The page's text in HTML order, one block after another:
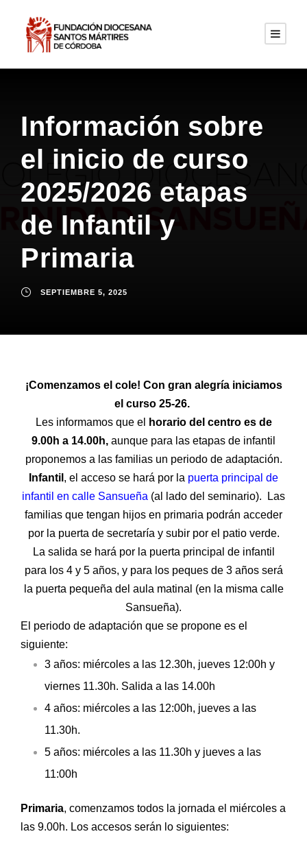
Información sobre
el inicio de curso
2025/2026 etapas
de Infantil y
Primaria
SEPTIEMBRE 5, 2025
¡Comenzamos el cole! Con gran alegría iniciamos
el curso 25-26.
Les informamos que el
horario del centro es de
9.00h a 14.00h, aunque para las etapas de infantil
proponemos a las familias un periodo de adaptación.
Infantil , el acceso se hará por la puerta principal de
infantil en calle Sansueña (al lado del seminario). Las
familias que tengan hijos en primaria podrán acceder
por la puerta de secretaría y subir por el patio verde.
La salida se hará por la puerta principal de infantil
para los 4 y 5 años, y para los peques de 3 años será
la puerta pequeña del aula matinal (en la misma calle
Sansueña).
El periodo de adaptación que se propone es el
siguiente:
3 años: miércoles a las 12.30h, jueves 12:00h y
viernes 11.30h. Salida a las 14.00h
4 años: miércoles a las 12:00h, jueves a las
11.30h.
5 años: miércoles a las 11.30h y jueves a las
11:00h
Primaria, comenzamos todos la jornada el miércoles a
las 9.00h. Los accesos serán lo siguientes: